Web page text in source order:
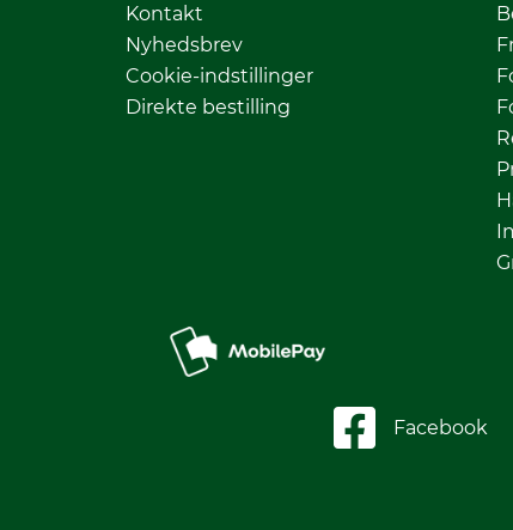
Kontakt
Nyhedsbrev
Cookie-indstillinger
Direkte bestilling
Facebook